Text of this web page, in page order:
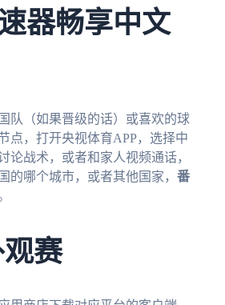
器畅享中文
队（如果晋级的话）或喜欢的球
点，打开央视体育APP，选择中
战术，或者和家人视频通话，
哪个城市，或者其他国家， 番
赛